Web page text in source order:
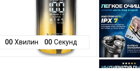
00 Хвилин 00 Секунд